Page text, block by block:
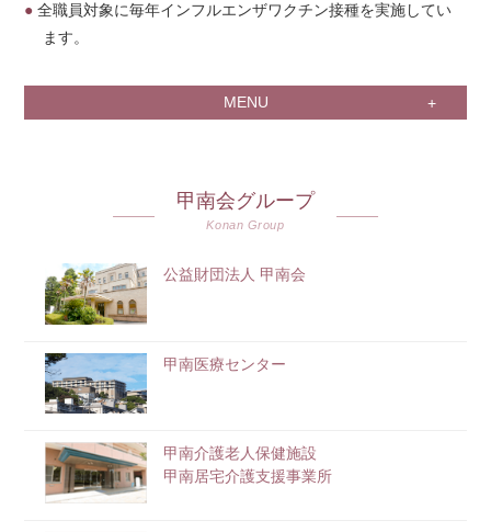
全職員対象に毎年インフルエンザワクチン接種を実施してい
ます。
MENU
甲南会グループ
Konan Group
公益財団法人 甲南会
甲南医療センター
甲南介護老人保健施設
甲南居宅介護支援事業所